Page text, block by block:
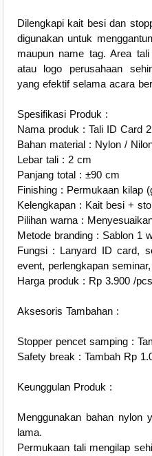
Dilengkapi kait besi dan
digunakan untuk
maupun name tag. Area
atau logo perusahaan
yang efektif selama acara
Spesifikasi Produk :
Nama produk : Tali ID Card
Bahan material : Nylon /
Lebar tali : 2 cm
Panjang total : ±90 cm
Finishing : Permukaan kilap
Kelengkapan : Kait besi +
Pilihan warna :
Metode branding : Sablon 1
Fungsi : Lanyard ID card,
event, perlengkapan
Harga produk : Rp 3.900 /pcs
Aksesoris Tambahan :
Stopper pencet samping :
Safety break : Tambah Rp
Keunggulan Produk :
Menggunakan bahan nylon
lama.
Permukaan tali mengilap